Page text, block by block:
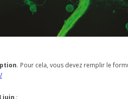
. Pour cela, vous devez remplir le
juin :